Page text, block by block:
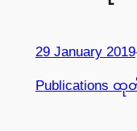
29 January 2019
Publications ထု